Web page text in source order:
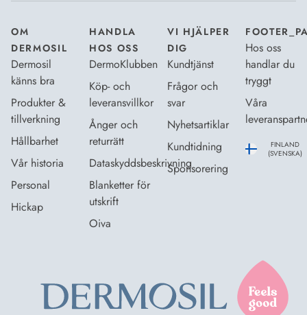
OM
DERMOSIL
Dermosil
känns bra
Produkter &
tillverkning
Hållbarhet
Vår historia
Personal
Hickap
HANDLA
HOS OSS
DermoKlubben
Köp- och
leveransvillkor
Ånger och
returrätt
Dataskyddsbeskrivning
Blanketter för
utskrift
Oiva
VI HJÄLPER
DIG
Kundtjänst
Frågor och
svar
Nyhetsartiklar
Kundtidning
Sponsorering
Hos oss
handlar du
tryggt
Våra
FINLAND
(SVENSKA)